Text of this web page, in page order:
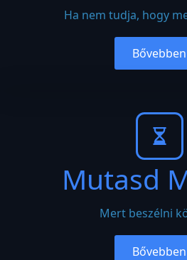
Ha nem tudja, hogy
Bővebben
Mutasd
Mert beszélni
Bővebben